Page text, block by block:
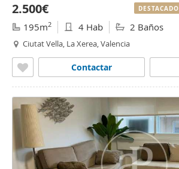
2.500€
195m2 4 Hab 2 Baños
Ciutat Vella, La Xerea, Valencia
Contactar
DESTACADO